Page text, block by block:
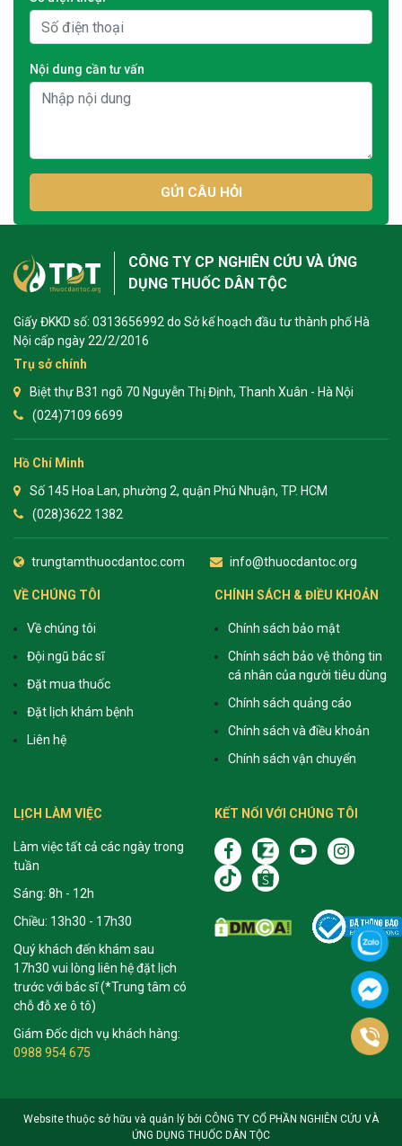
Nội dung cần tư vấn
GỬI CÂU HỎI
CÔNG TY CP NGHIÊN CỨU VÀ ỨNG
DỤNG THUỐC DÂN TỘC
Giấy ĐKKD số: 0313656992 do Sở kế hoạch đầu tư thành phố Hà
Nội cấp ngày 22/2/2016
Trụ sở chính
Biệt thự B31 ngõ 70 Nguyễn Thị Định, Thanh Xuân - Hà Nội
(024)7109 6699
Hồ Chí Minh
Số 145 Hoa Lan, phường 2, quận Phú Nhuận, TP. HCM
(028)3622 1382
trungtamthuocdantoc.com info@thuocdantoc.org
VỀ CHÚNG TÔI
Về chúng tôi
Đội ngũ bác sĩ
Đặt mua thuốc
Đặt lịch khám bệnh
Liên hệ
CHÍNH SÁCH & ĐIỀU KHOẢN
Chính sách bảo mật
Chính sách bảo vệ thông tin
cá nhân của người tiêu dùng
Chính sách quảng cáo
Chính sách và điều khoản
Chính sách vận chuyển
LỊCH LÀM VIỆC
Làm việc tất cả các ngày trong
tuần
Sáng: 8h - 12h
Chiều: 13h30 - 17h30
Quý khách đến khám sau
17h30 vui lòng liên hệ đặt lịch
trước với bác sĩ (*Trung tâm có
chỗ đỗ xe ô tô)
Giám Đốc dịch vụ khách hàng:
0988 954 675
KẾT NỐI VỚI CHÚNG TÔI
Website thuộc sở hữu và quản lý bởi CÔNG TY CỔ PHẦN NGHIÊN CỨU VÀ
ỨNG DỤNG THUỐC DÂN TỘC